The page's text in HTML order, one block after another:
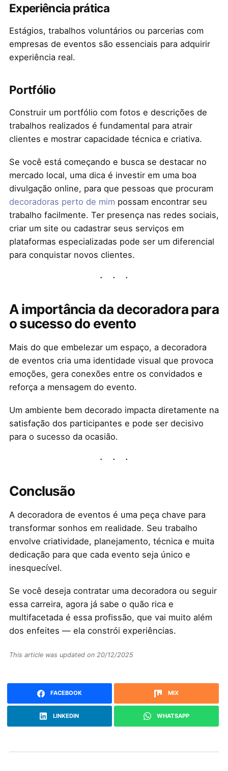
Experiência prática
Estágios, trabalhos voluntários ou parcerias com
empresas de eventos são essenciais para adquirir
experiência real.
Portfólio
Construir um portfólio com fotos e descrições de
trabalhos realizados é fundamental para atrair
clientes e mostrar capacidade técnica e criativa.
Se você está começando e busca se destacar no
mercado local, uma dica é investir em uma boa
divulgação online, para que pessoas que procuram
decoradoras perto de mim possam encontrar seu
trabalho facilmente. Ter presença nas redes sociais,
criar um site ou cadastrar seus serviços em
plataformas especializadas pode ser um diferencial
para conquistar novos clientes.
A importância da decoradora para
o sucesso do evento
Mais do que embelezar um espaço, a decoradora
de eventos cria uma identidade visual que provoca
emoções, gera conexões entre os convidados e
reforça a mensagem do evento.
Um ambiente bem decorado impacta diretamente na
satisfação dos participantes e pode ser decisivo
para o sucesso da ocasião.
Conclusão
A decoradora de eventos é uma peça chave para
transformar sonhos em realidade. Seu trabalho
envolve criatividade, planejamento, técnica e muita
dedicação para que cada evento seja único e
inesquecível.
Se você deseja contratar uma decoradora ou seguir
essa carreira, agora já sabe o quão rica e
multifacetada é essa profissão, que vai muito além
dos enfeites — ela constrói experiências.
This article was updated on 20/12/2025
FACEBOOK MIX
LINKEDIN WHATSAPP